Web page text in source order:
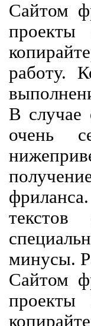
Сайтом
работу.
В случае
очень
минусы.
Сайтом